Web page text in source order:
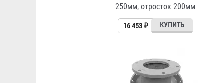
250мм, отросток 200мм
16 453 ₽